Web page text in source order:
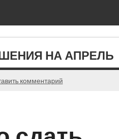
НА АПРЕЛЬ
комментарий